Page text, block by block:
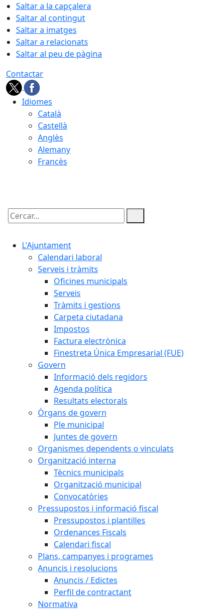
Saltar a la capçalera
Saltar al contingut
Saltar a imatges
Saltar a relacionats
Saltar al peu de pàgina
Contactar
Idiomes
Català
Castellà
Anglès
Alemany
Francès
Cercar:
L'Ajuntament
Calendari laboral
Serveis i tràmits
Oficines municipals
Serveis
Tràmits i gestions
Carpeta ciutadana
Impostos
Factura electrònica
Finestreta Única Empresarial (FUE)
Govern
Informació dels regidors
Agenda política
Resultats electorals
Òrgans de govern
Ple municipal
Juntes de govern
Organismes dependents o vinculats
Organització interna
Tècnics municipals
Organització municipal
Convocatòries
Pressupostos i informació fiscal
Pressupostos i plantilles
Ordenances Fiscals
Calendari fiscal
Plans, campanyes i programes
Anuncis i resolucions
Anuncis / Edictes
Perfil de contractant
Normativa